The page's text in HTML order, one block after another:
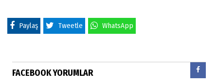
Paylaş Tweetle WhatsApp
FACEBOOK YORUMLAR